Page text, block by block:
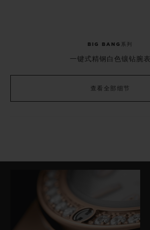
BIG BANG系列
一键式精钢白色镶钻腕表
查看全部细节